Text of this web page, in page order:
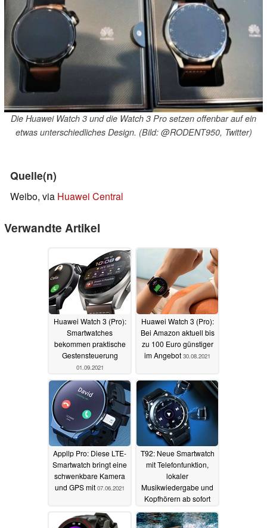
Die Huawei Watch 3 und die Watch 3 Pro setzen offenbar auf ein
etwas unterschiedliches Design. (Bild: @RODENT950, Twitter)
Quelle(n)
Weibo, via Huawei Central
Verwandte Artikel
Huawei Watch 3 (Pro):
Smartwatches
bekommen praktische
Gestensteuerung
01.09.2021
Huawei Watch 3 (Pro):
Bei Amazon aktuell bis
zu 100 Euro günstiger
im Angebot 30.08.2021
Appllp Pro: Diese LTE-
Smartwatch bringt eine
schwenkbare Kamera
und GPS mit 07.06.2021
T92: Neue Smartwatch
mit Telefonfunktion,
lokaler
Musikwiedergabe und
Kopfhörern ab sofort
05.06.2021